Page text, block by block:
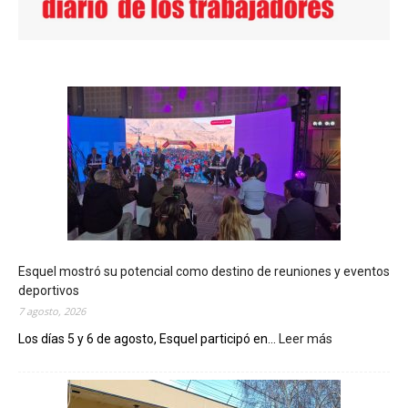
Esquel mostró su potencial como destino de reuniones y eventos
deportivos
7 agosto, 2026
Los días 5 y 6 de agosto, Esquel participó en... Leer más
s
q